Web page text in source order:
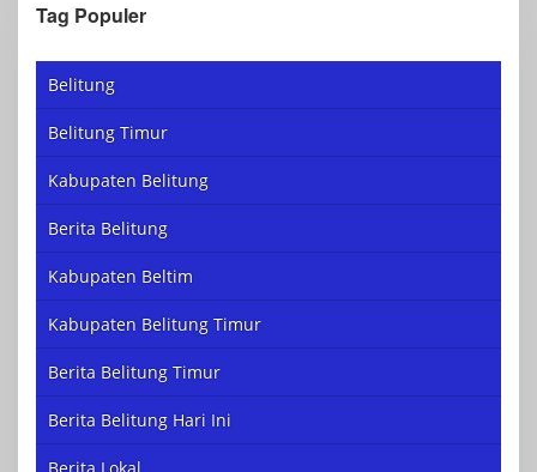
Tag Populer
Belitung
Belitung Timur
Kabupaten Belitung
Berita Belitung
Kabupaten Beltim
Kabupaten Belitung Timur
Berita Belitung Timur
Berita Belitung Hari Ini